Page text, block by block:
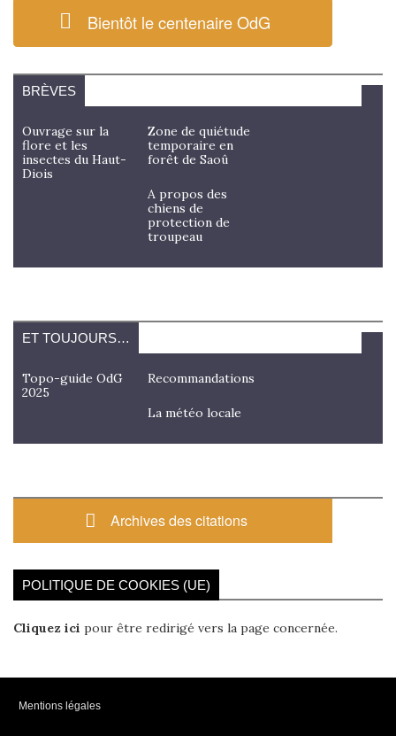
Bientôt le centenaire OdG
BRÈVES
Ouvrage sur la
flore et les
insectes du Haut-
Diois
Zone de quiétude
temporaire en
forêt de Saoû
A propos des
chiens de
protection de
troupeau
ET TOUJOURS…
Topo-guide OdG
2025
Recommandations
La météo locale
Archives des citations
POLITIQUE DE COOKIES (UE)
Cliquez ici pour être redirigé vers la page concernée.
Mentions légales